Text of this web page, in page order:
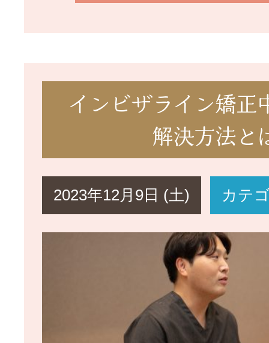
インビザライン矯正
解決方法と
2023年12月9日 (土) カテ